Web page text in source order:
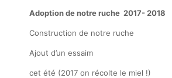
Adoption de notre ruche 2017- 2018
Construction de notre ruche
Ajout d’un essaim
cet été (2017 on récolte le miel !)